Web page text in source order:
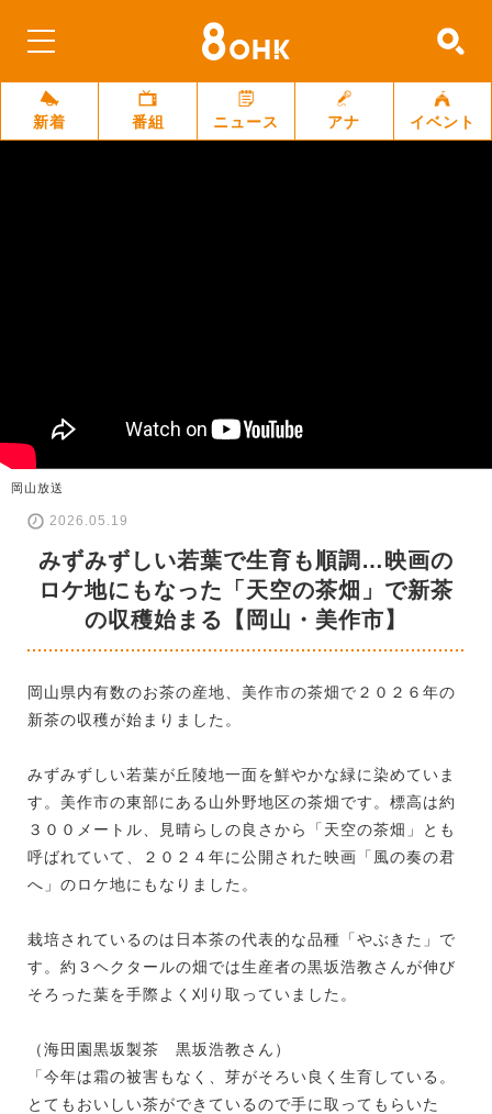
新着 番組 ニュース アナ イベント
岡山放送
2026.05.19
みずみずしい若葉で生育も順調…映画の
ロケ地にもなった「天空の茶畑」で新茶
の収穫始まる【岡山・美作市】
岡山県内有数のお茶の産地、美作市の茶畑で２０２６年の
新茶の収穫が始まりました。
みずみずしい若葉が丘陵地一面を鮮やかな緑に染めていま
す。美作市の東部にある山外野地区の茶畑です。標高は約
３００メートル、見晴らしの良さから「天空の茶畑」とも
呼ばれていて、２０２４年に公開された映画「風の奏の君
へ」のロケ地にもなりました。
栽培されているのは日本茶の代表的な品種「やぶきた」で
す。約３ヘクタールの畑では生産者の黒坂浩教さんが伸び
そろった葉を手際よく刈り取っていました。
（海田園黒坂製茶 黒坂浩教さん）
「今年は霜の被害もなく、芽がそろい良く生育している。
とてもおいしい茶ができているので手に取ってもらいた